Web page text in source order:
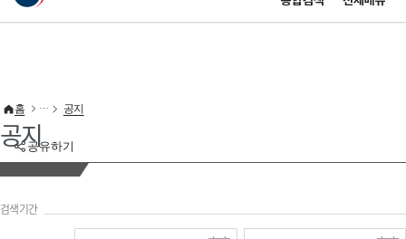
이 누리집은 대한민국 공식 전자정부 누리집입니다.
공유하기
홈 공지
공지
검색기간